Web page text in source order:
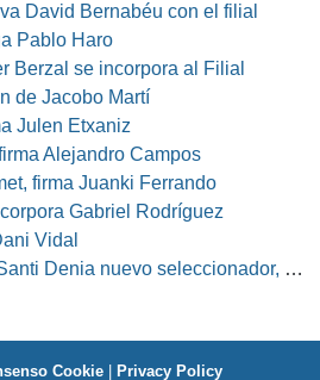
David Bernabéu con el filial
Pablo Haro
Berzal se incorpora al Filial
de Jacobo Martí
Julen Etxaniz
Alejandro Campos
firma Juanki Ferrando
Gabriel Rodríguez
Vidal
seleccionador, Pablo Amo su ayudante
Cookie| Privacy Policy